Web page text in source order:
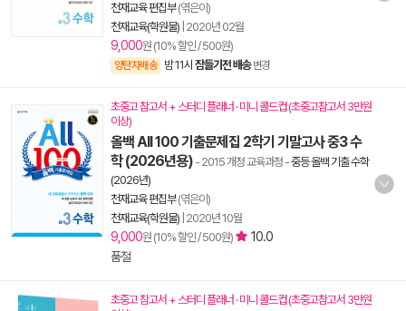
천재교육 편집부(엮은이)
천재교육(학원물) 2020년 02월
9,000원 (10% 할인 / 500원)
양탄자배송 밤 11시 잠들기전 배송 변경
초중고 참고서 + 스터디 플래너 · 미니 콜드컵 (초중고참고서 3만원
이상)
올백 All 100 기출문제집 2학기 기말고사 중3 수
학 (2026년용) - 2015 개정 교육과정 -중등 올백 기출 수학
(2026년)
천재교육 편집부(엮은이)
천재교육(학원물) 2020년 10월
9,000원 (10% 할인 / 500원)
10.0
품절
초중고 참고서 + 스터디 플래너 · 미니 콜드컵 (초중고참고서 3만원